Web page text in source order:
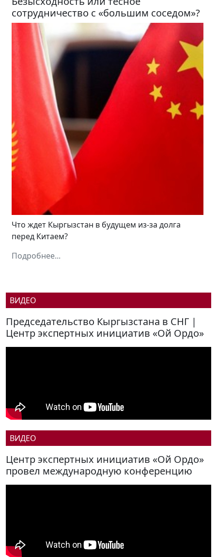
сотрудничество с «большим соседом»?
Что ждет Кыргызстан в будущем из-за долга
перед Китаем?
Подробнее...
ВИДЕО
Председательство Кыргызстана в СНГ |
Центр экспертных инициатив «Ой Ордо»
ВИДЕО
Центр экспертных инициатив «Ой Ордо»
провел международную конференцию